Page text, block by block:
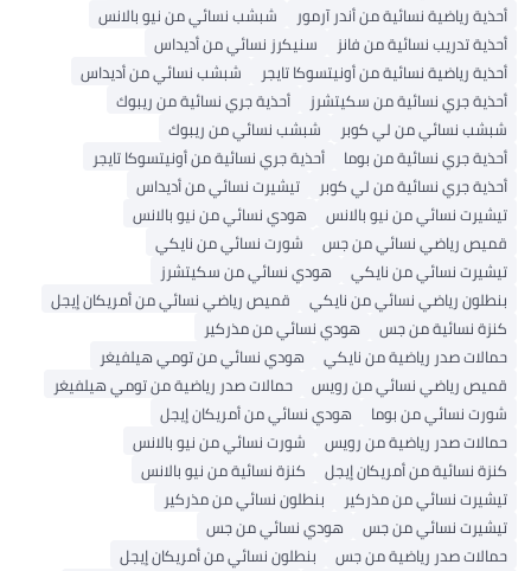
أحذية رياضية نسائية من أندر آرمور
شبشب نسائي من نيو بالانس
أحذية تدريب نسائية من فانز
سنيكرز نسائي من أديداس
أحذية رياضية نسائية من أونيتسوكا تايجر
شبشب نسائي من أديداس
أحذية جري نسائية من سكيتشرز
أحذية جري نسائية من ريبوك
شبشب نسائي من لي كوبر
شبشب نسائي من ريبوك
أحذية جري نسائية من بوما
أحذية جري نسائية من أونيتسوكا تايجر
أحذية جري نسائية من لي كوبر
تيشيرت نسائي من أديداس
تيشيرت نسائي من نيو بالانس
هودي نسائي من نيو بالانس
قميص رياضي نسائي من جس
شورت نسائي من نايكي
تيشيرت نسائي من نايكي
هودي نسائي من سكيتشرز
بنطلون رياضي نسائي من نايكي
قميص رياضي نسائي من أمريكان إيجل
كنزة نسائية من جس
هودي نسائي من مذركير
حمالات صدر رياضية من نايكي
هودي نسائي من تومي هيلفيغر
قميص رياضي نسائي من رويس
حمالات صدر رياضية من تومي هيلفيغر
شورت نسائي من بوما
هودي نسائي من أمريكان إيجل
حمالات صدر رياضية من رويس
شورت نسائي من نيو بالانس
كنزة نسائية من أمريكان إيجل
كنزة نسائية من نيو بالانس
تيشيرت نسائي من مذركير
بنطلون نسائي من مذركير
تيشيرت نسائي من جس
هودي نسائي من جس
حمالات صدر رياضية من جس
بنطلون نسائي من أمريكان إيجل